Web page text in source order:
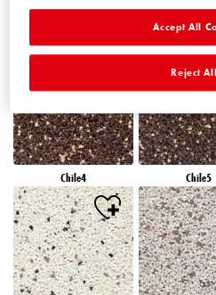
Chile2
Chile4 Chile5
Reject All
Accept All